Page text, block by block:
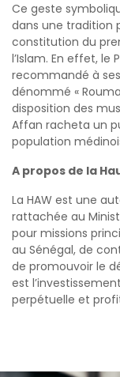
Ce geste
dans une tradition
constitution du
l’Islam. En effet, le
recommandé à
dénommé «
disposition des
Affan racheta un
population
A propos de la
La HAW est une
rattachée au
pour missions
au Sénégal, de
de promouvoir le
est
perpétuelle et